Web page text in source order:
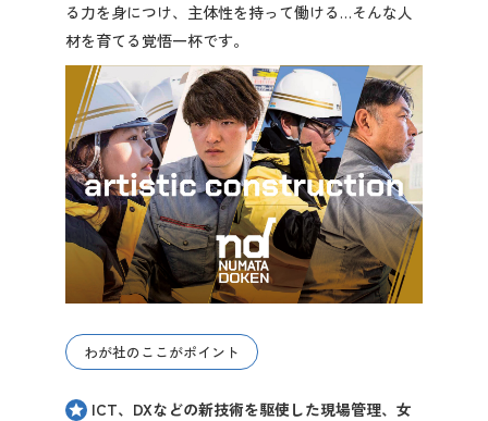
会員登録
ログイン
る力を身につけ、主体性を持って働ける…そんな人
材を育てる覚悟一杯です。
わが社のここがポイント
ICT、DXなどの新技術を駆使した現場管理、女